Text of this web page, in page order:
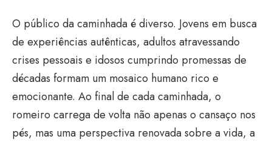
O público da caminhada é diverso. Jovens em busca
de experiências autênticas, adultos atravessando
crises pessoais e idosos cumprindo promessas de
décadas formam um mosaico humano rico e
emocionante. Ao final de cada caminhada, o
romeiro carrega de volta não apenas o cansaço nos
pés, mas uma perspectiva renovada sobre a vida, a